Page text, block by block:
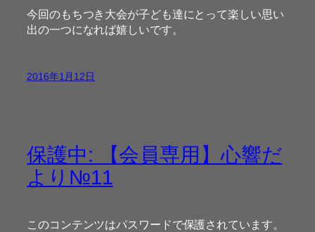
今回のもちつき大会が子ども達にとって楽しい思い
出の一つになれば嬉しいです。
2016年1月12日
保護中: 【会員専用】心響だ
より№11
このコンテンツはパスワードで保護されています。